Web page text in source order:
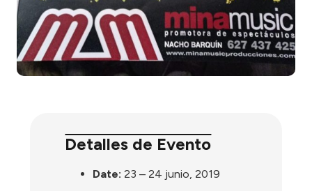
Detalles de Evento
Date: 23 –24 junio, 2019